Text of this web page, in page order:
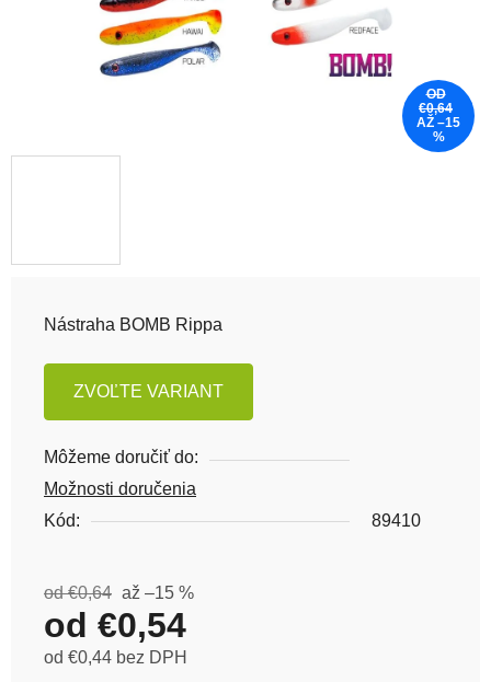
Nástraha BOMB Rippa
ZVOĽTE VARIANT
Môžeme doručiť do:
Možnosti doručenia
Kód:
89410
od €0,64 až –15 %
od €0,54
od €0,44 bez DPH
OD
€0,64
AŽ –15
%